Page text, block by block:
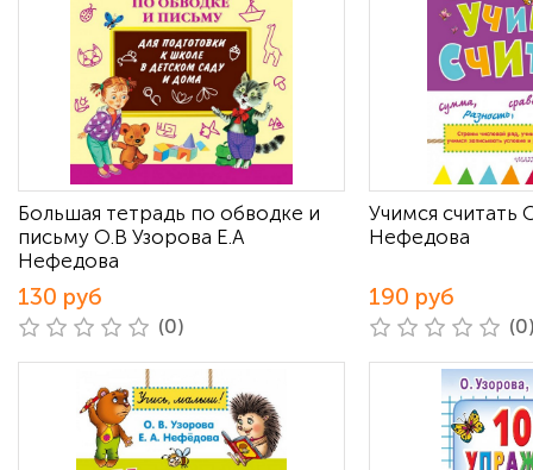
Большая тетрадь по обводке и
письму О.В Узорова Е.А
Нефедова
130 руб
(0)
Учимся считать
Нефедова
190 руб